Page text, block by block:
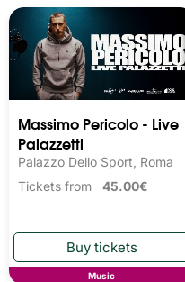
Massimo Pericolo - Live
Palazzetti
Palazzo Dello Sport, Roma
Tickets from 45.00€
Music